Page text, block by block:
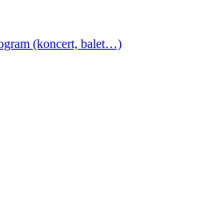
(koncert, balet…)